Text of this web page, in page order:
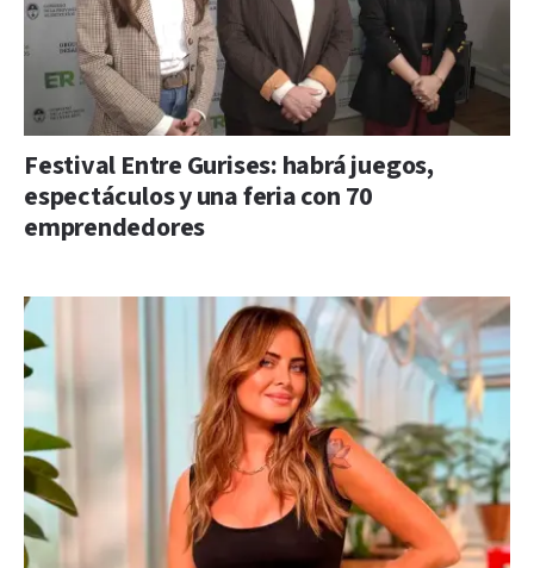
Festival Entre Gurises: habrá juegos,
espectáculos y una feria con 70
emprendedores